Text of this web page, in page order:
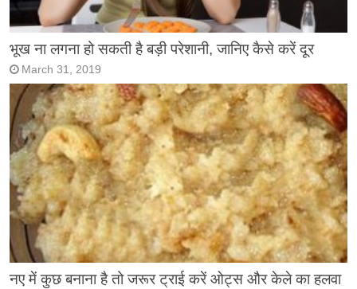
भूख ना लगना हो सकती है बड़ी परेशानी, जानिए कैसे करें दूर
March 31, 2019
नए में कुछ बनाना है तो जरूर ट्राई करें ओट्स और केले का हलवा